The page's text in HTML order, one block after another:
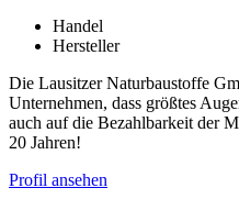
Handel
Hersteller
Die Lausitzer Naturbaustoffe
Unternehmen, dass größtes
auch auf die Bezahlbarkeit der
20 Jahren!
Profil ansehen